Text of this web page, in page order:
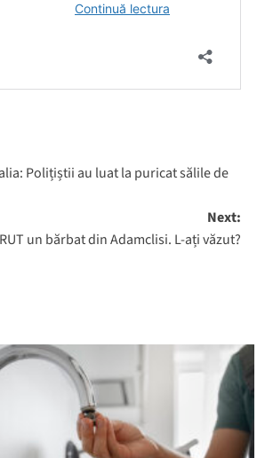
Polițiștii au luat la puricat sălile de
Next:
un bărbat din Adamclisi. L-ați văzut?